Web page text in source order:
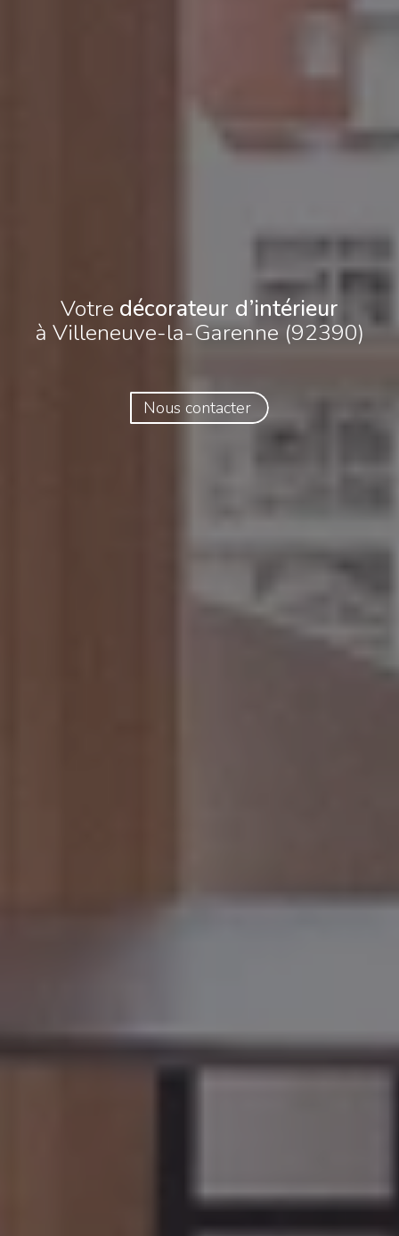
Votre décorateur d’intérieur
à Villeneuve-la-Garenne (92390)
Nous contacter